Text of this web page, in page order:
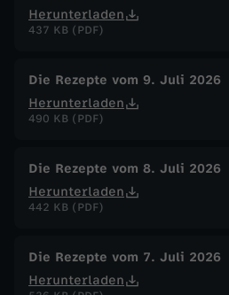
Herunterladen
437 KB (PDF)
Die Rezepte vom 9. Juli 2026
Herunterladen
490 KB (PDF)
Die Rezepte vom 8. Juli 2026
Herunterladen
442 KB (PDF)
Die Rezepte vom 7. Juli 2026
Herunterladen